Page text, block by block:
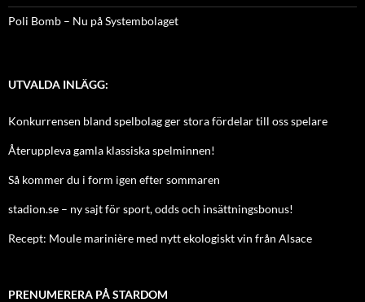
Poli Bomb – Nu på Systembolaget
UTVALDA INLÄGG:
Konkurrensen bland spelbolag ger stora fördelar till oss spelare
Återuppleva gamla klassiska spelminnen!
Så kommer du i form igen efter sommaren
stadion.se – ny sajt för sport, odds och insättningsbonus!
Recept: Moule marinière med nytt ekologiskt vin från Alsace
PRENUMERERA PÅ STARDOM